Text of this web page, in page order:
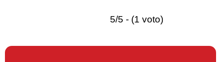
5/5 - (1 voto)